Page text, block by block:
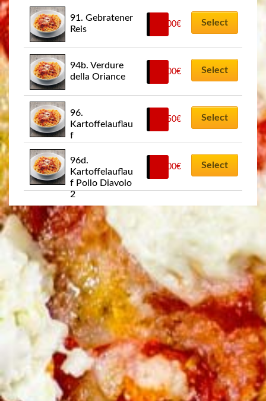
91. Gebratener
Reis
12,00€ Select
94b. Verdure
della Oriance
12,00€ Select
96.
Kartoffelauflau
f
11,50€ Select
96d.
Kartoffelauflau
f Pollo Diavolo
2
12,00€ Select